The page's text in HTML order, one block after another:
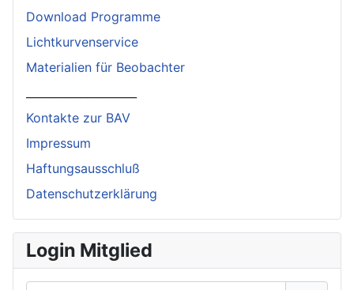
Download Programme
Lichtkurvenservice
Materialien für Beobachter
Kontakte zur BAV
Impressum
Haftungsausschluß
Datenschutzerklärung
Login Mitglied